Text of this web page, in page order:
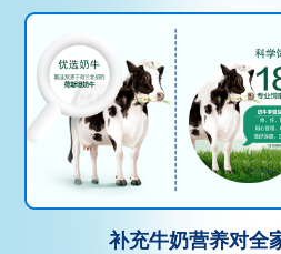
补充牛奶营养对全